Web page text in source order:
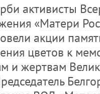
активисты
«Матери
акции
цветов к
и жертвам